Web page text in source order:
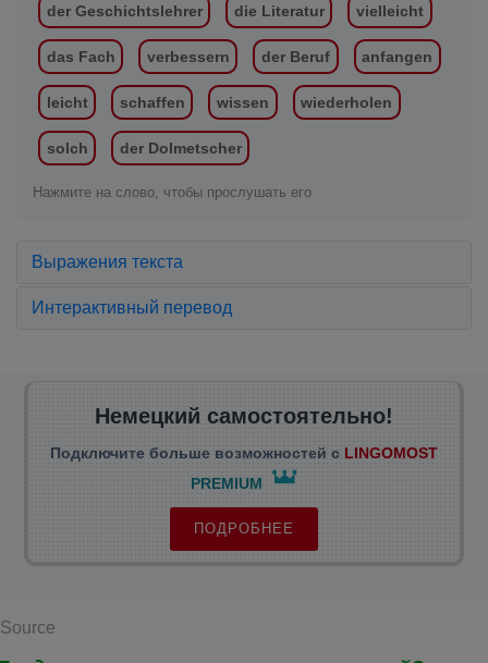
der Geschichtslehrer die Literatur vielleicht
das Fach verbessern der Beruf anfangen
leicht schaffen wissen wiederholen
solch der Dolmetscher
Нажмите на слово, чтобы прослушать его
Выражения текста
Интерактивный перевод
Немецкий самостоятельно!
Подключите больше возможностей с LINGOMOST
PREMIUM
ПОДРОБНЕЕ
Source